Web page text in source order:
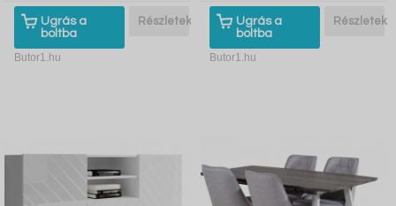
Ugrás a
boltba
Részletek
Butor1.hu
Ugrás a
boltba
Részletek
Butor1.hu